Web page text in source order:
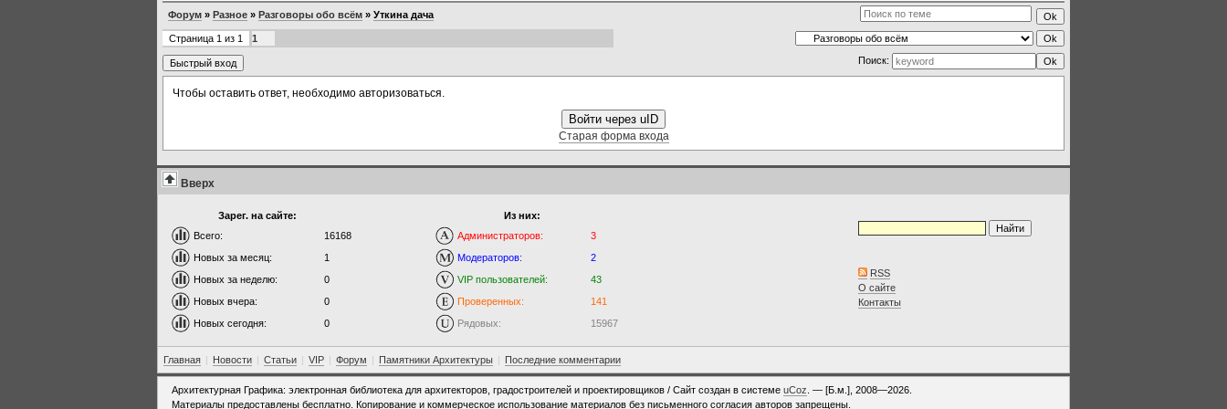
лестницы. В 1970-1980-е гг. утрачены балюстрада на террасах у ротонды и металлическое ограждение балкона на восточном фасаде и
над входом, чугунная облицовка баз колонн ротонды и др.
Форум » Разное » Разговоры обо всём » Уткина дача
Страница 1 из 1
1
Поиск:
Чтобы оставить ответ, необходимо авторизоваться.
Войти через uID
Старая форма входа
Вверх
Зарег. на сайте:
Всего:
16168
Новых за месяц:
1
Новых за неделю:
0
Новых вчера:
0
Новых сегодня:
0
Из них:
Администраторов:
3
Модераторов:
2
VIP пользователей:
43
Проверенных:
141
Рядовых:
15967
RSS
О сайте
Контакты
Главная | Новости | Статьи | VIP | Форум | Памятники Архитектуры | Последние комментарии
Архитектурная Графика: электронная библиотека для архитекторов, градостроителей и проектировщиков / Сайт создан в системе uCoz . — [Б.м.], 2008—2026.
Материалы предоставлены бесплатно. Копирование и коммерческое использование материалов без письменного согласия авторов запрещены.